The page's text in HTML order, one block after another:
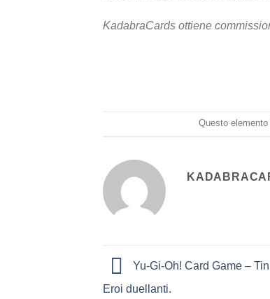
KadabraCards ottiene
Questo
Yu-Gi-Oh! Card Game –
Eroi duellanti.